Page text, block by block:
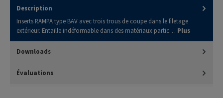
Description
Inserts RAMPA type BAV avec trois trous de coupe dans le filetage
extérieur. Entaille indéformable dans des matériaux partic… Plus
Downloads
Évaluations